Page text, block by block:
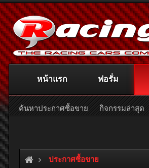
ประกาศซื้อขาย
หน้าแรก ฟอรั่ม
ค้นหาประกาศซื้อขาย กิจกรรมล่าสุด